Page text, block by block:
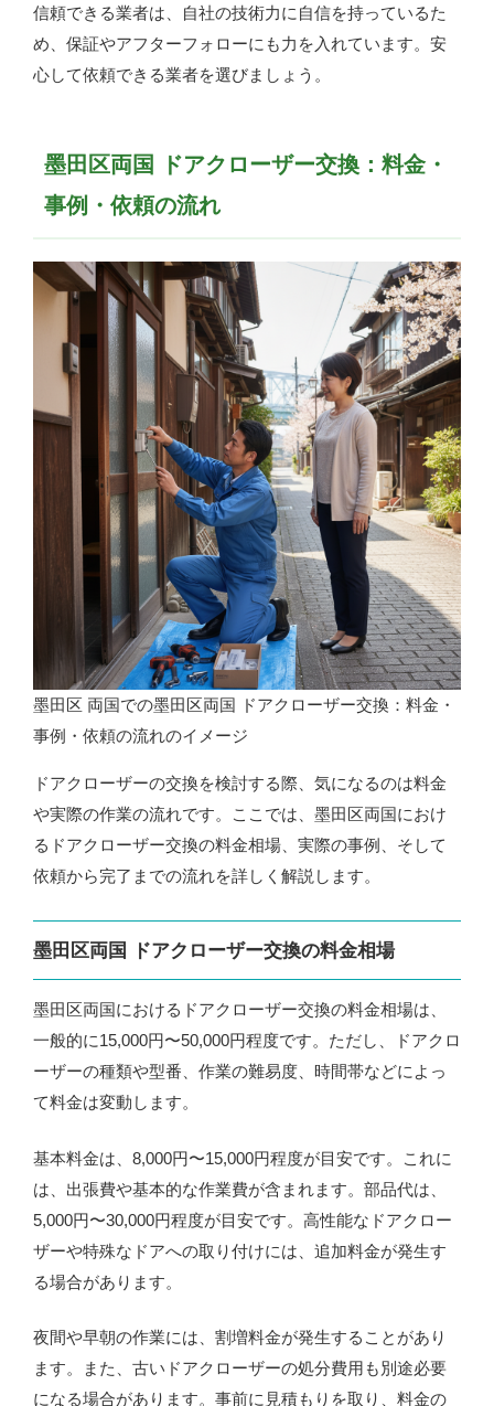
信頼できる業者は、自社の技術力に自信を持っているた
め、保証やアフターフォローにも力を入れています。安
心して依頼できる業者を選びましょう。
墨田区両国 ドアクローザー交換：料金・
事例・依頼の流れ
墨田区 両国での墨田区両国 ドアクローザー交換：料金・
事例・依頼の流れのイメージ
ドアクローザーの交換を検討する際、気になるのは料金
や実際の作業の流れです。ここでは、墨田区両国におけ
るドアクローザー交換の料金相場、実際の事例、そして
依頼から完了までの流れを詳しく解説します。
墨田区両国 ドアクローザー交換の料金相場
墨田区両国におけるドアクローザー交換の料金相場は、
一般的に15,000円〜50,000円程度です。ただし、ドアクロ
ーザーの種類や型番、作業の難易度、時間帯などによっ
て料金は変動します。
基本料金は、8,000円〜15,000円程度が目安です。これに
は、出張費や基本的な作業費が含まれます。部品代は、
5,000円〜30,000円程度が目安です。高性能なドアクロー
ザーや特殊なドアへの取り付けには、追加料金が発生す
る場合があります。
夜間や早朝の作業には、割増料金が発生することがあり
ます。また、古いドアクローザーの処分費用も別途必要
になる場合があります。事前に見積もりを取り、料金の